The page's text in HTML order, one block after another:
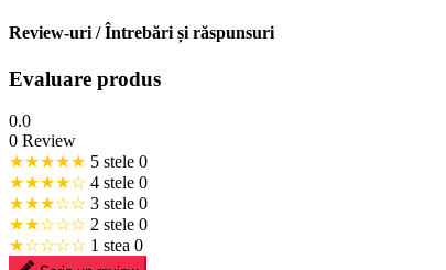
Review-uri / Întrebări și răspunsuri
Evaluare produs
0.0
0 Review
★★★★★ 5 stele 0
★★★★☆ 4 stele 0
★★★☆☆ 3 stele 0
★★☆☆☆ 2 stele 0
★☆☆☆☆ 1 stea 0